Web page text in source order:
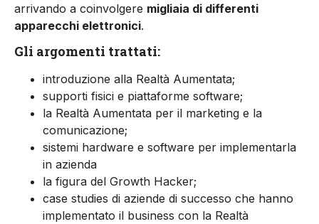
arrivando a coinvolgere migliaia di differenti
apparecchi elettronici.
Gli argomenti trattati:
introduzione alla Realtà Aumentata;
supporti fisici e piattaforme software;
la Realtà Aumentata per il marketing e la
comunicazione;
sistemi hardware e software per implementarla
in azienda
la figura del Growth Hacker;
case studies di aziende di successo che hanno
implementato il business con la Realtà